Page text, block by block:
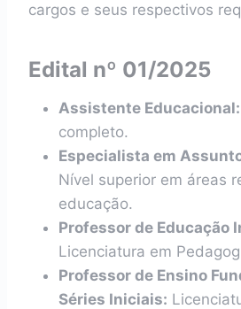
cargos e seus respectivos
Edital nº 01/2025
Assistente Educacional:
completo.
Especialista em
Nível superior em áreas
educação.
Professor de Educação
Licenciatura em
Professor de Ensino
Séries Iniciais: